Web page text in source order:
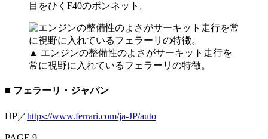
目をひくF40のボンネット。
▲ エンジンの整備性のよさがサーキット走行を
常に視野に入れているフェラーリの特徴。
■ フェラーリ・ジャパン
HP／https://www.ferrari.com/ja-JP/auto